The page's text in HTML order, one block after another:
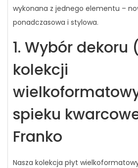
wykonana z jednego elementu –
ponadczasowa i stylowa.
1. Wybór dekoru
kolekcji
spieku
Franko
Nasza kolekcja płyt